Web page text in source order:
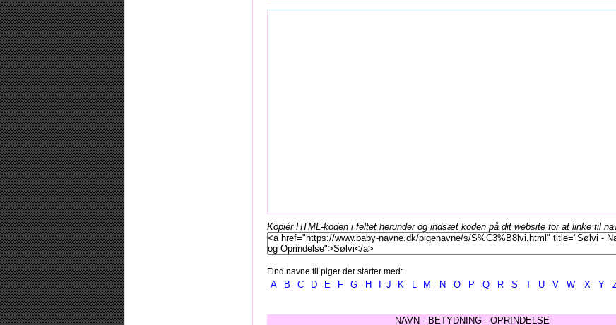
Kopiér HTML-koden i feltet herunder og indsæt koden på dit website for at linke til
Find navne til piger der starter med:
A B C D E F G H J K L M N O P Q R S T U V W X Y
NAVN - BETYDNING - OPRINDELSE